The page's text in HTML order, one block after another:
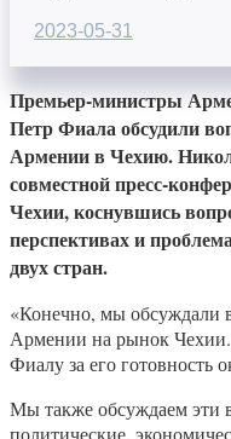
2023-05-31
Премьер-министры
Петр Фиала обсудили
Армении в Чехию.
совместной пресс-
Чехии, коснувшись
перспективах и
двух стран.
«Конечно, мы обсуждали
Армении на рынок
Фиалу за его готовность
Мы также обсуждаем
политические,